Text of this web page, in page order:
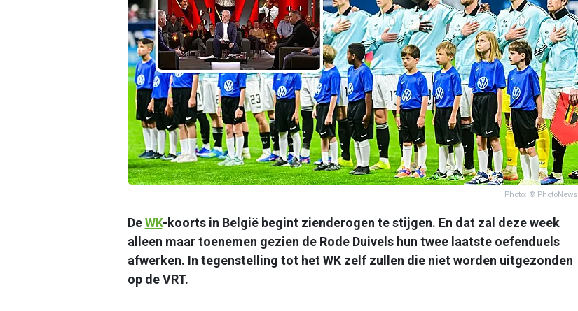
Photo: © PhotoNews
DeWK-koorts in België begint zienderogen te stijgen. En dat zal deze week
alleen maar toenemen gezien de Rode Duivels hun twee laatste oefenduels
afwerken. In tegenstelling tot het WK zelf zullen die niet worden uitgezonden
op de VRT.